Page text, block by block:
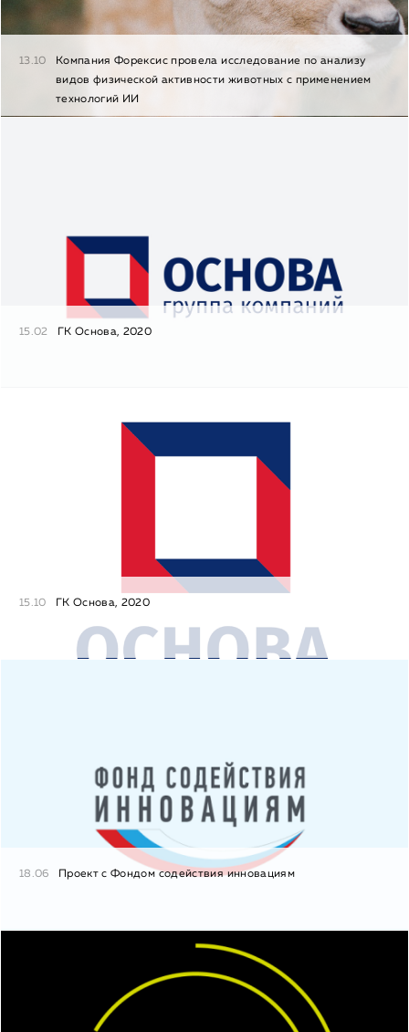
13.10
Компания Форексис провела исследование по анализу
видов физической активности животных с применением
технологий ИИ
15.02 ГК Основа, 2020
15.10 ГК Основа, 2020
18.06 Проект с Фондом содействия инновациям